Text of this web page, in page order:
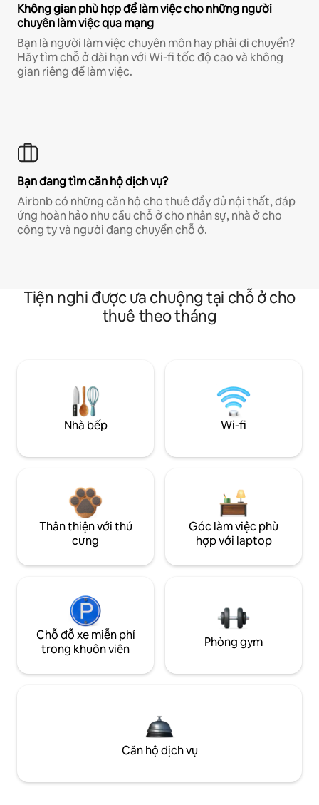
Không gian phù hợp để làm việc cho những người
chuyên làm việc qua mạng
Bạn là người làm việc chuyên môn hay phải di chuyển?
Hãy tìm chỗ ở dài hạn với Wi-fi tốc độ cao và không
gian riêng để làm việc.
Bạn đang tìm căn hộ dịch vụ?
Airbnb có những căn hộ cho thuê đầy đủ nội thất, đáp
ứng hoàn hảo nhu cầu chỗ ở cho nhân sự, nhà ở cho
công ty và người đang chuyển chỗ ở.
Tiện nghi được ưa chuộng tại chỗ ở cho
thuê theo tháng
Nhà bếp Wi-fi
Thân thiện với thú
cưng
Góc làm việc phù
hợp với laptop
Chỗ đỗ xe miễn phí
trong khuôn viên
Phòng gym
Căn hộ dịch vụ